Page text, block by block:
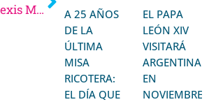
Alexis Miranda en Qué Podés Dar | Resumen de un año político muy malo para Salta
A 25 AÑOS
DE LA
ÚLTIMA
MISA
RICOTERA:
EL DÍA QUE
EL PAPA
LEÓN XIV
VISITARÁ
ARGENTINA
EN
NOVIEMBRE: